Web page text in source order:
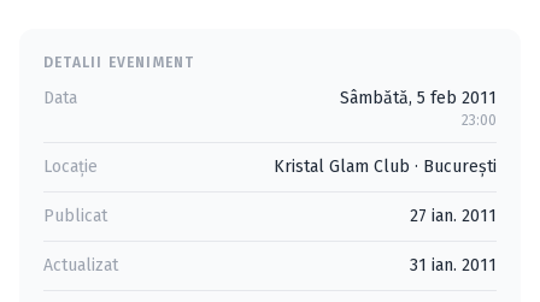
DETALII EVENIMENT
Data Sâmbătă, 5 feb 2011
23:00
Locație Kristal Glam Club · Bucureşti
Publicat 27 ian. 2011
Actualizat 31 ian. 2011